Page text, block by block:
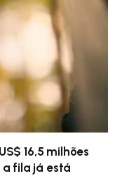
16,5 milhões
fila já está